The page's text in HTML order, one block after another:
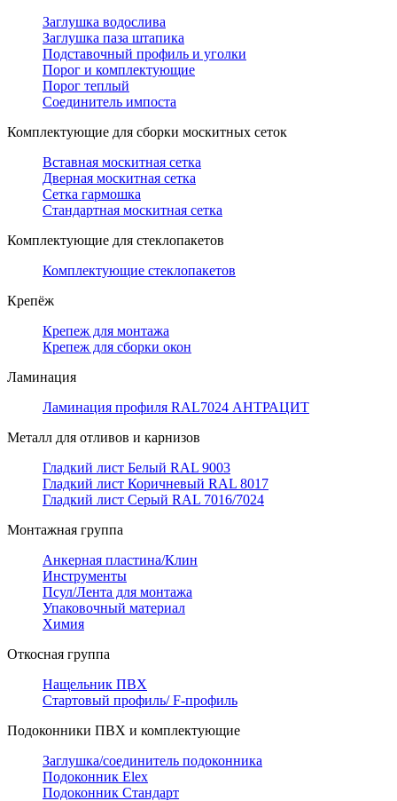
Заглушка водослива
Заглушка паза штапика
Подставочный профиль и уголки
Порог и комплектующие
Порог теплый
Соединитель импоста
Комплектующие для сборки москитных сеток
Вставная москитная сетка
Дверная москитная сетка
Сетка гармошка
Стандартная москитная сетка
Комплектующие для стеклопакетов
Комплектующие стеклопакетов
Крепёж
Крепеж для монтажа
Крепеж для сборки окон
Ламинация
Ламинация профиля RAL7024 АНТРАЦИТ
Металл для отливов и карнизов
Гладкий лист Белый RAL 9003
Гладкий лист Коричневый RAL 8017
Гладкий лист Серый RAL 7016/7024
Монтажная группа
Анкерная пластина/Клин
Инструменты
Псул/Лента для монтажа
Упаковочный материал
Химия
Откосная группа
Нащельник ПВХ
Стартовый профиль/ F-профиль
Подоконники ПВХ и комплектующие
Заглушка/соединитель подоконника
Подоконник Elex
Подоконник Стандарт